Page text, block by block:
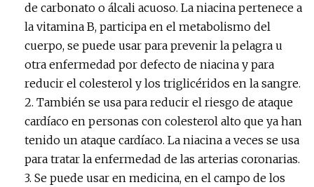
de carbonato o álcali acuoso. La niacina pertenece a
la vitamina B, participa en el metabolismo del
cuerpo, se puede usar para prevenir la pelagra u
otra enfermedad por defecto de niacina y para
reducir el colesterol y los triglicéridos en la sangre.
2. También se usa para reducir el riesgo de ataque
cardíaco en personas con colesterol alto que ya han
tenido un ataque cardíaco. La niacina a veces se usa
para tratar la enfermedad de las arterias coronarias.
3. Se puede usar en medicina, en el campo de los